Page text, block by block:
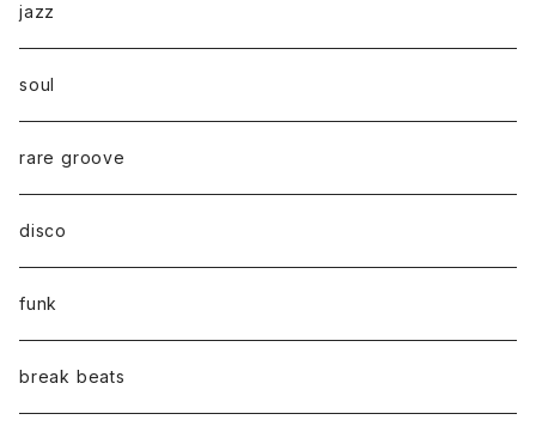
jazz
soul
rare groove
disco
funk
break beats